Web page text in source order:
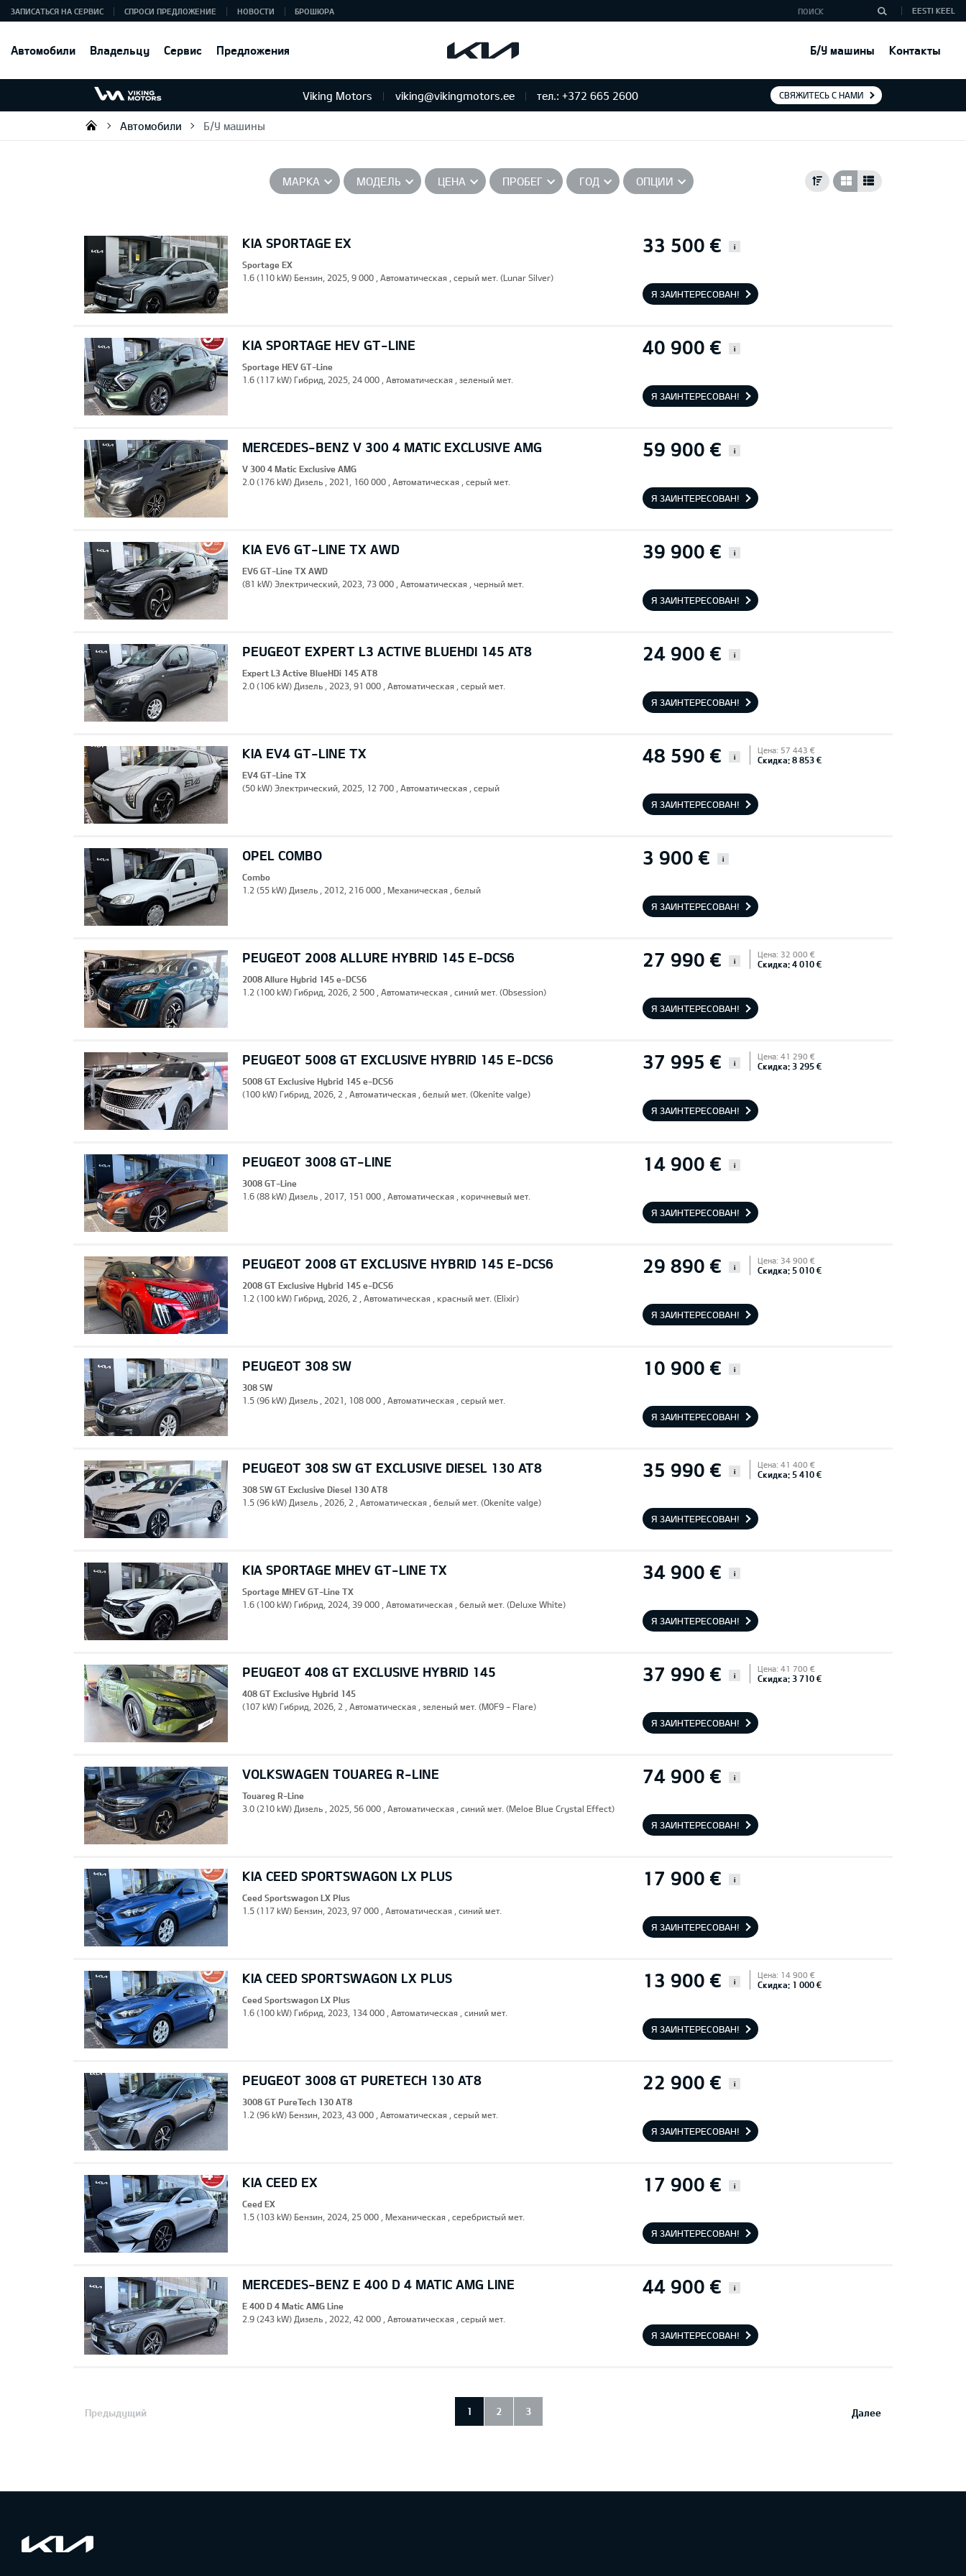
Автомобили Владельцу Сервис Предложения Б/У машины Контакты
ЗАПИСАТЬСЯ НА СЕРВИС СПРОСИ ПРЕДЛОЖЕНИЕ НОВОСТИ БРОШЮРА EESTI KEEL
Viking Motors viking@vikingmotors.ee тел.: +372 665 2600 СВЯЖИТЕСЬ С НАМИ
Viking Motors - Kia продажа, обслуживание и ремонт
Автомобили Б/У машины
МАРКА МОДЕЛЬ ЦЕНА ПРОБЕГ ГОД ОПЦИИ
KIA SPORTAGE EX 33 500 € i
Sportage EX
1.6 (110 kW) Бензин, 2025, 9 000 , Автоматическая , серый мет. (Lunar Silver)
Я ЗАИНТЕРЕСОВАН!
KIA SPORTAGE HEV GT-LINE 40 900 € i
Sportage HEV GT-Line
1.6 (117 kW) Гибрид, 2025, 24 000 , Автоматическая , зеленый мет.
Я ЗАИНТЕРЕСОВАН!
MERCEDES-BENZ V 300 4 MATIC EXCLUSIVE AMG 59 900 € i
V 300 4 Matic Exclusive AMG
2.0 (176 kW) Дизель , 2021, 160 000 , Автоматическая , серый мет.
Я ЗАИНТЕРЕСОВАН!
KIA EV6 GT-LINE TX AWD 39 900 € i
EV6 GT-Line TX AWD
(81 kW) Электрический, 2023, 73 000 , Автоматическая , черный мет.
Я ЗАИНТЕРЕСОВАН!
PEUGEOT EXPERT L3 ACTIVE BLUEHDI 145 AT8 24 900 € i
Expert L3 Active BlueHDi 145 AT8
2.0 (106 kW) Дизель , 2023, 91 000 , Автоматическая , серый мет.
Я ЗАИНТЕРЕСОВАН!
KIA EV4 GT-LINE TX 48 590 € i
Цена: 57 443 €
Скидка: 8 853 €
EV4 GT-Line TX
(50 kW) Электрический, 2025, 12 700 , Автоматическая , серый
Я ЗАИНТЕРЕСОВАН!
OPEL COMBO 3 900 € i
Combo
1.2 (55 kW) Дизель , 2012, 216 000 , Механическая , белый
Я ЗАИНТЕРЕСОВАН!
PEUGEOT 2008 ALLURE HYBRID 145 E-DCS6 27 990 € i
Цена: 32 000 €
Скидка: 4 010 €
2008 Allure Hybrid 145 e-DCS6
1.2 (100 kW) Гибрид, 2026, 2 500 , Автоматическая , синий мет. (Obsession)
Я ЗАИНТЕРЕСОВАН!
PEUGEOT 5008 GT EXCLUSIVE HYBRID 145 E-DCS6 37 995 € i
Цена: 41 290 €
Скидка: 3 295 €
5008 GT Exclusive Hybrid 145 e-DCS6
(100 kW) Гибрид, 2026, 2 , Автоматическая , белый мет. (Okenite valge)
Я ЗАИНТЕРЕСОВАН!
PEUGEOT 3008 GT-LINE 14 900 € i
3008 GT-Line
1.6 (88 kW) Дизель , 2017, 151 000 , Автоматическая , коричневый мет.
Я ЗАИНТЕРЕСОВАН!
PEUGEOT 2008 GT EXCLUSIVE HYBRID 145 E-DCS6 29 890 € i
Цена: 34 900 €
Скидка: 5 010 €
2008 GT Exclusive Hybrid 145 e-DCS6
1.2 (100 kW) Гибрид, 2026, 2 , Автоматическая , красный мет. (Elixir)
Я ЗАИНТЕРЕСОВАН!
PEUGEOT 308 SW 10 900 € i
308 SW
1.5 (96 kW) Дизель , 2021, 108 000 , Автоматическая , серый мет.
Я ЗАИНТЕРЕСОВАН!
PEUGEOT 308 SW GT EXCLUSIVE DIESEL 130 AT8 35 990 € i
Цена: 41 400 €
Скидка: 5 410 €
308 SW GT Exclusive Diesel 130 AT8
1.5 (96 kW) Дизель , 2026, 2 , Автоматическая , белый мет. (Okenite valge)
Я ЗАИНТЕРЕСОВАН!
KIA SPORTAGE MHEV GT-LINE TX 34 900 € i
Sportage MHEV GT-Line TX
1.6 (100 kW) Гибрид, 2024, 39 000 , Автоматическая , белый мет. (Deluxe White)
Я ЗАИНТЕРЕСОВАН!
PEUGEOT 408 GT EXCLUSIVE HYBRID 145 37 990 € i
Цена: 41 700 €
Скидка: 3 710 €
408 GT Exclusive Hybrid 145
(107 kW) Гибрид, 2026, 2 , Автоматическая , зеленый мет. (M0F9 - Flare)
Я ЗАИНТЕРЕСОВАН!
VOLKSWAGEN TOUAREG R-LINE 74 900 € i
Touareg R-Line
3.0 (210 kW) Дизель , 2025, 56 000 , Автоматическая , синий мет. (Meloe Blue Crystal Effect)
Я ЗАИНТЕРЕСОВАН!
KIA CEED SPORTSWAGON LX PLUS 17 900 € i
Ceed Sportswagon LX Plus
1.5 (117 kW) Бензин, 2023, 97 000 , Автоматическая , синий мет.
Я ЗАИНТЕРЕСОВАН!
KIA CEED SPORTSWAGON LX PLUS 13 900 € i
Цена: 14 900 €
Скидка: 1 000 €
Ceed Sportswagon LX Plus
1.6 (100 kW) Гибрид, 2023, 134 000 , Автоматическая , синий мет.
Я ЗАИНТЕРЕСОВАН!
PEUGEOT 3008 GT PURETECH 130 AT8 22 900 € i
3008 GT PureTech 130 AT8
1.2 (96 kW) Бензин, 2023, 43 000 , Автоматическая , серый мет.
Я ЗАИНТЕРЕСОВАН!
KIA CEED EX 17 900 € i
Ceed EX
1.5 (103 kW) Бензин, 2024, 25 000 , Механическая , серебристый мет.
Я ЗАИНТЕРЕСОВАН!
MERCEDES-BENZ E 400 D 4 MATIC AMG LINE 44 900 € i
E 400 D 4 Matic AMG Line
2.9 (243 kW) Дизель , 2022, 42 000 , Автоматическая , серый мет.
Я ЗАИНТЕРЕСОВАН!
Предыдущий Далее
1 2 3